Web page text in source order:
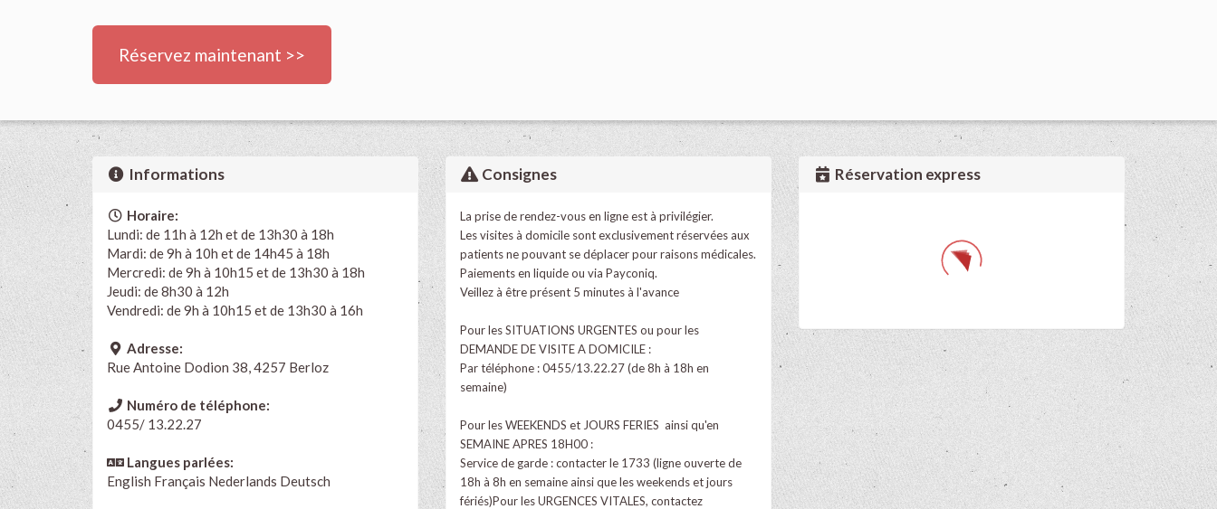
Réservez maintenant >>
Informations
Horaire:
Lundi: de 11h à 12h et de 13h30 à 18h
Mardi: de 9h à 10h et de 14h45 à 18h
Mercredi: de 9h à 10h15 et de 13h30 à 18h
Jeudi: de 8h30 à 12h
Vendredi: de 9h à 10h15 et de 13h30 à 16h
Adresse:
Rue Antoine Dodion 38, 4257 Berloz
Numéro de téléphone:
0455/ 13.22.27
Langues parlées:
English Français Nederlands Deutsch
Consignes
La prise de rendez-vous en ligne est à privilégier.
Les visites à domicile sont exclusivement réservées aux
patients ne pouvant se déplacer pour raisons médicales.
Paiements en liquide ou via Payconiq.
Veillez à être présent 5 minutes à l'avance
Pour les SITUATIONS URGENTES ou pour les
DEMANDE DE VISITE A DOMICILE :
Par téléphone : 0455/13.22.27 (de 8h à 18h en
semaine)
Pour les WEEKENDS et JOURS FERIES ainsi qu'en
SEMAINE APRES 18H00 :
Service de garde : contacter le 1733 (ligne ouverte de
18h à 8h en semaine ainsi que les weekends et jours
fériés)Pour les URGENCES VITALES, contactez
Réservation express